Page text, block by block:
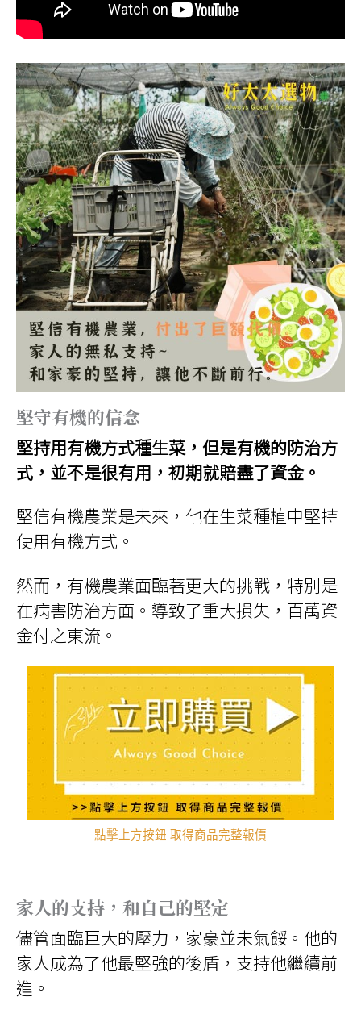
堅守有機的信念
堅持用有機方式種生菜，但是有機的防治方
式，並不是很有用，初期就賠盡了資金。
堅信有機農業是未來，他在生菜種植中堅持
使用有機方式。
然而，有機農業面臨著更大的挑戰，特別是
在病害防治方面。導致了重大損失，百萬資
金付之東流。
點擊上方按鈕 取得商品完整報價
家人的支持，和自己的堅定
儘管面臨巨大的壓力，家豪並未氣餒。他的
家人成為了他最堅強的後盾，支持他繼續前
進。